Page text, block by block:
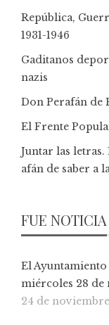
República,
1931-1946
Gaditanos
nazis
Don Perafán de
El Frente
Juntar las
afán de saber a
FUE NOTICIA
El
miércoles 28 de
24 de